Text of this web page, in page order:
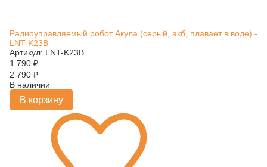
Радиоуправляемый робот Акула (серый, акб, плавает в воде) -
LNT-K23B
Артикул: LNT-K23B
1 790 ₽
2 790 ₽
В наличии
В корзину